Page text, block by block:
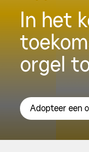
In het
orgel
Adopteer een